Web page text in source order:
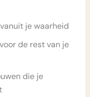
je waarheid
de rest van je
die je